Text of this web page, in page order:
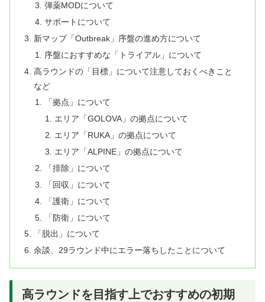
弾薬MODについて
サポートについて
新マップ「Outbreak」序盤の進め方について
序盤におすすめな「トライアル」について
高ラウンドの「目標」について注意しておくべきこと
など
「拠点」について
エリア「GOLOVA」の拠点について
エリア「RUKA」の拠点について
エリア「ALPINE」の拠点について
「排除」について
「回収」について
「護衛」について
「防衛」について
「脱出」について
余談、29ラウンド中にエラー落ちしたことについて
高ラウンドを目指す上でおすすめの初期